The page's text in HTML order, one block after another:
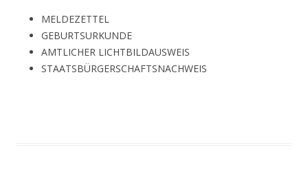
MELDEZETTEL
GEBURTSURKUNDE
AMTLICHER LICHTBILDAUSWEIS
STAATSBÜRGERSCHAFTSNACHWEIS